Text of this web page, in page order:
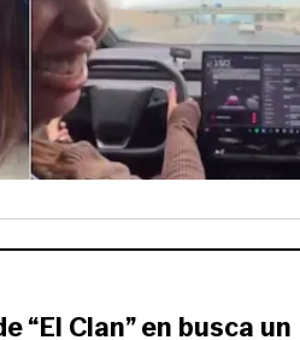
“El Clan” en busca un